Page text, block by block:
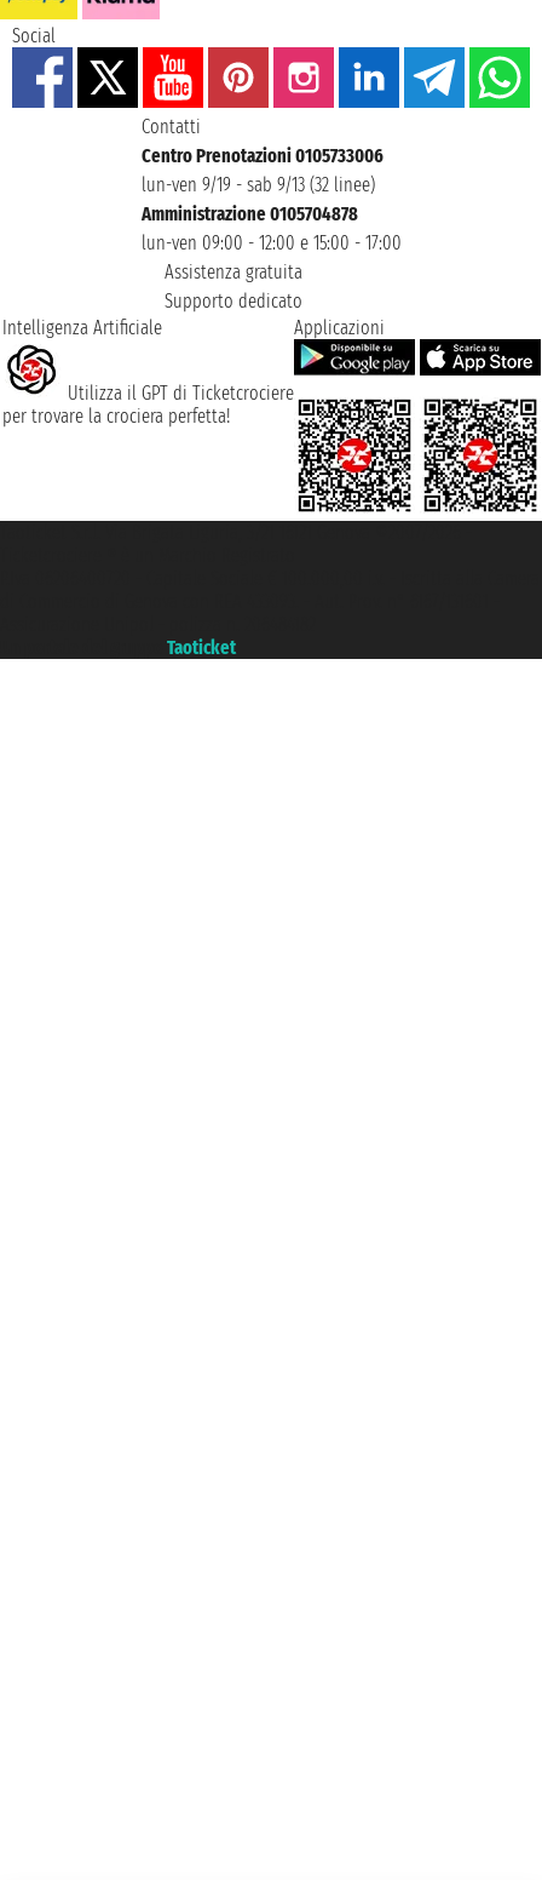
Social
Contatti
Centro Prenotazioni 0105733006
lun-ven 9/19 - sab 9/13 (32 linee)
Amministrazione 0105704878
lun-ven 09:00 - 12:00 e 15:00 - 17:00
Assistenza gratuita
Supporto dedicato
Intelligenza Artificiale
Utilizza il GPT di Ticketcrociere
per trovare la crociera perfetta!
Applicazioni
Taoticket